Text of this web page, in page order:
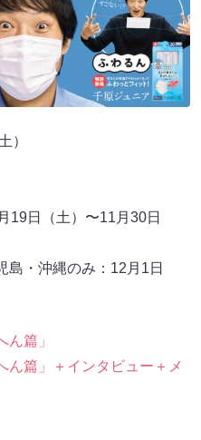
）
19日（土）〜11月30日
島・沖縄のみ：12月1日
篇」
ん篇」＋インタビュー＋メ